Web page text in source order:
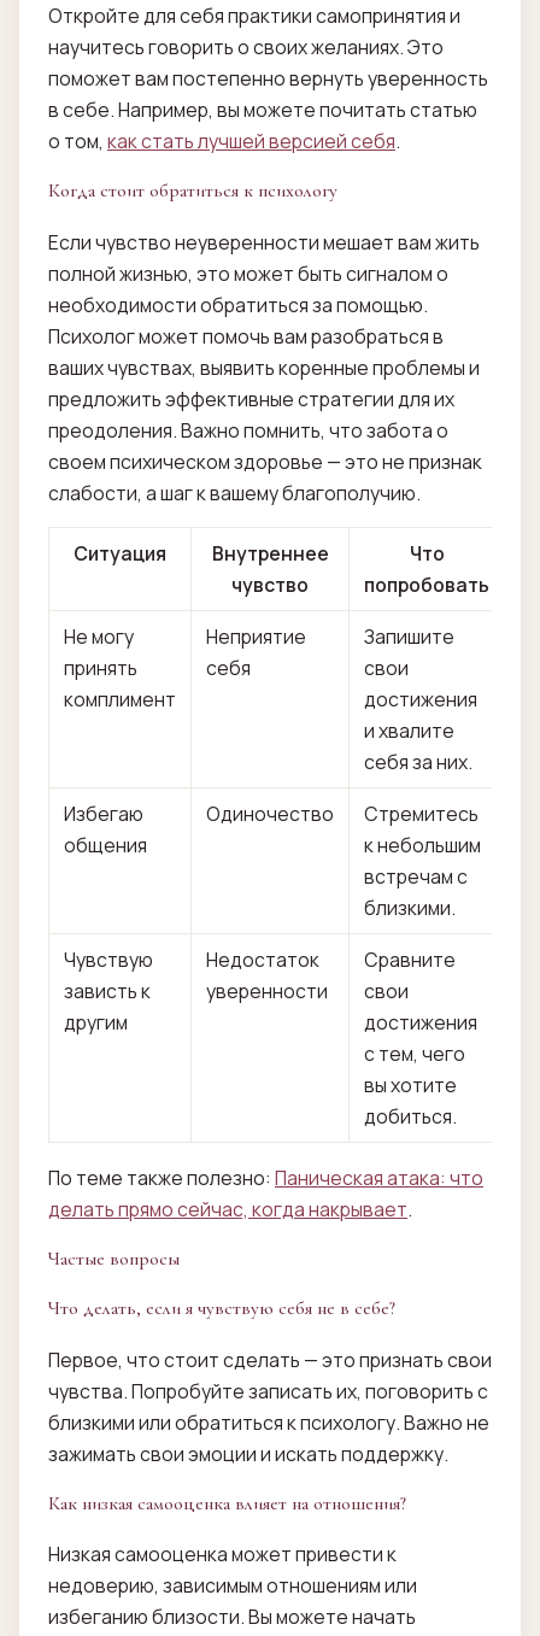
Откройте для себя практики самопринятия и
научитесь говорить о своих желаниях. Это
поможет вам постепенно вернуть уверенность
в себе. Например, вы можете почитать статью
о том, как стать лучшей версией себя.
Когда стоит обратиться к психологу
Если чувство неуверенности мешает вам жить
полной жизнью, это может быть сигналом о
необходимости обратиться за помощью.
Психолог может помочь вам разобраться в
ваших чувствах, выявить коренные проблемы и
предложить эффективные стратегии для их
преодоления. Важно помнить, что забота о
своем психическом здоровье — это не признак
слабости, а шаг к вашему благополучию.
Ситуация
Внутреннее
чувство
Что
попробовать
Не могу
принять
комплимент
Неприятие
себя
Запишите
свои
достижения
и хвалите
себя за них.
Избегаю
общения
Одиночество
Стремитесь
к небольшим
встречам с
близкими.
Чувствую
зависть к
другим
Недостаток
уверенности
Сравните
свои
достижения
с тем, чего
вы хотите
добиться.
По теме также полезно: Паническая атака: что
делать прямо сейчас, когда накрывает.
Частые вопросы
Что делать, если я чувствую себя не в себе?
Первое, что стоит сделать — это признать свои
чувства. Попробуйте записать их, поговорить с
близкими или обратиться к психологу. Важно не
зажимать свои эмоции и искать поддержку.
Как низкая самооценка влияет на отношения?
Низкая самооценка может привести к
недоверию, зависимым отношениям или
избеганию близости. Вы можете начать